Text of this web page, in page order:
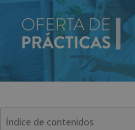
Índice de contenidos